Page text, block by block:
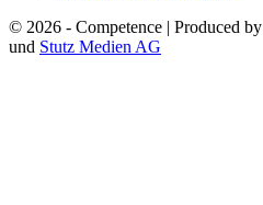
© 2026 - Competence | Produced by
und Stutz Medien AG